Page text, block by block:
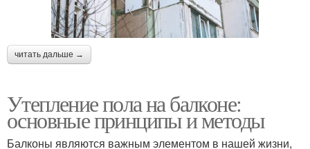
читать дальше →
Утепление пола на балконе:
основные принципы и методы
Балконы являются важным элементом в нашей жизни,